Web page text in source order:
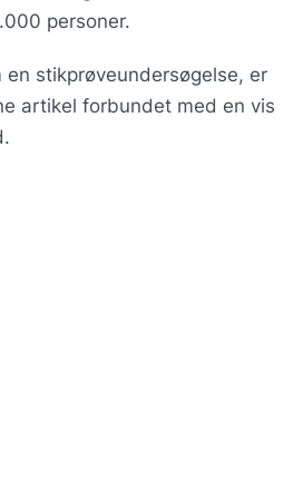
personer.
en stikprøveundersøgelse, er
artikel forbundet med en vis